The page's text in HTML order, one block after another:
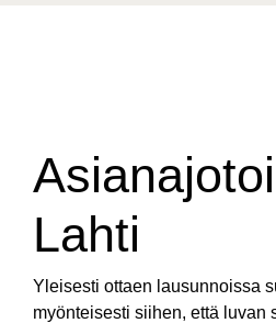
Lahti
Yleisesti ottaen lausunnoissa
myönteisesti siihen, että luvan